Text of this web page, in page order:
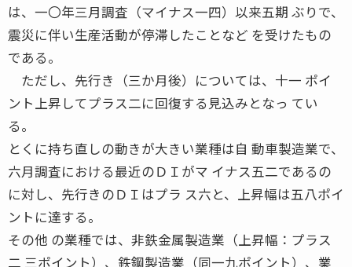
は、一〇年三月調査（マイナス一四）以来五期 ぶりで、
震災に伴い生産活動が停滞したことなど を受けたもの
である。
ただし、先行き（三か月後）については、十一 ポイ
ント上昇してプラス二に回復する見込みとなっ てい
る。
とくに持ち直しの動きが大きい業種は自 動車製造業で、
六月調査における最近のＤＩがマ イナス五二であるの
に対し、先行きのＤＩはプラ ス六と、上昇幅は五八ポイ
ントに達する。
その他 の業種では、非鉄金属製造業（上昇幅：プラス
二 三ポイント）、鉄鋼製造業（同一九ポイント）、業